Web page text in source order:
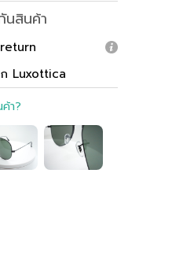
นสินค้า
Luxottica
า?